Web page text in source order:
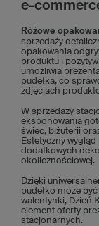
e-
Różowe
sprzedaży
opakowania
produktu i
umożliwia
pudełka, co
zdjęciach
W sprzedaży
eksponowania
świec, biżuterii
Estetyczny
dodatkowych
okolicznościowej.
Dzięki
pudełko może
walentynki, Dzień
element oferty
stacjonarnych.